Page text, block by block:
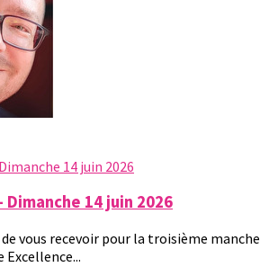
Dimanche 14 juin 2026
vous recevoir pour la troisième manche
Excellence...